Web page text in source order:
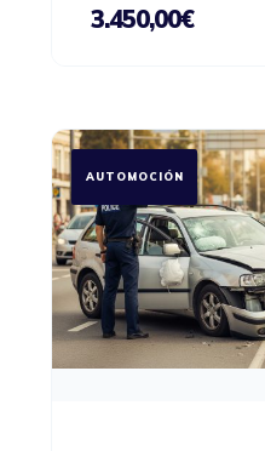
3.450,00€
AUTOMOCIÓN